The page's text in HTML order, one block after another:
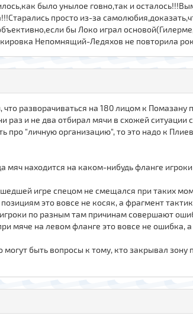
было унылое говно,так и
просто из-за
бы Локо играл
Непомнящий-Ледяхов не повторила
что разворачиваться на 180 лицом к
раз и не два отбирал мячи в схожей
про "личную организацию", то это надо к
мяч находится на каком-нибудь фланге
игре спецом не смещался при таких
это вовсе не косяк, а фрагмент
по разным там причинам совершают
мяче на левом фланге это вовсе не
могут быть вопросы к тому, кто закрывал